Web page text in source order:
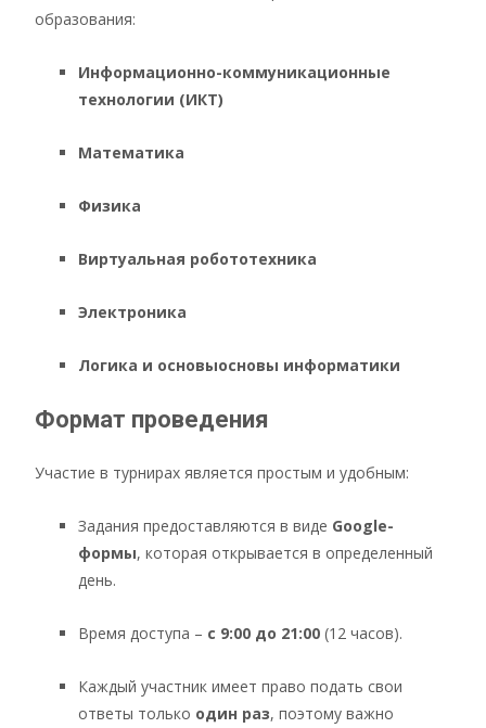
образования:
Информационно-коммуникационные
технологии (ИКТ)
Математика
Физика
Виртуальная робототехника
Электроника
Логика и основыосновы информатики
Формат проведения
Участие в турнирах является простым и удобным:
Задания предоставляются в виде Google-
формы, которая открывается в определенный
день.
Время доступа – с 9:00 до 21:00 (12 часов).
Каждый участник имеет право подать свои
ответы только один раз, поэтому важно